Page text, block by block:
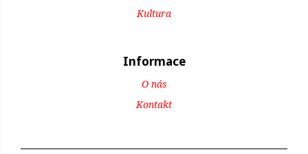
Kultura
Informace
O nás
Kontakt